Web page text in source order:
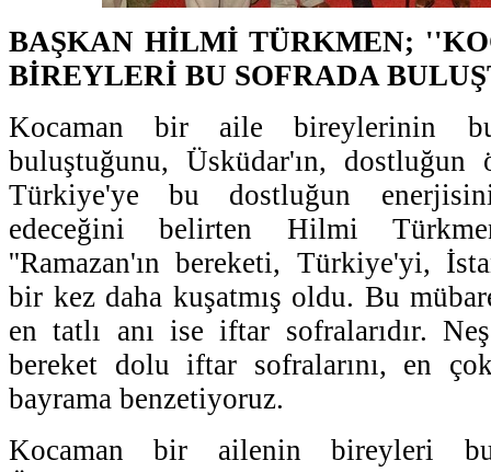
BAŞKAN HİLMİ TÜRKMEN;
BİREYLERİ BU SOFRADA
Kocaman bir aile bireylerinin
buluştuğunu, Üsküdar'ın, dostluğun
Türkiye'ye bu dostluğun
edeceğini belirten Hilmi
''Ramazan'ın bereketi, Türkiye'yi,
bir kez daha kuşatmış oldu. Bu
en tatlı anı ise iftar sofralarıdır.
bereket dolu iftar sofralarını, en
bayrama benzetiyoruz.
Kocaman bir ailenin bireyleri